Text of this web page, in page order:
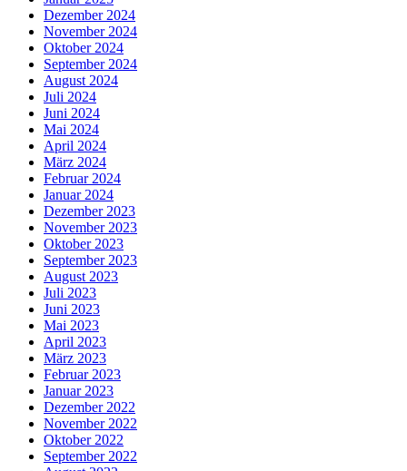
Dezember 2024
November 2024
Oktober 2024
September 2024
August 2024
Juli 2024
Juni 2024
Mai 2024
April 2024
März 2024
Februar 2024
Januar 2024
Dezember 2023
November 2023
Oktober 2023
September 2023
August 2023
Juli 2023
Juni 2023
Mai 2023
April 2023
März 2023
Februar 2023
Januar 2023
Dezember 2022
November 2022
Oktober 2022
September 2022